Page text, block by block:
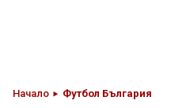
Начало Футбол България